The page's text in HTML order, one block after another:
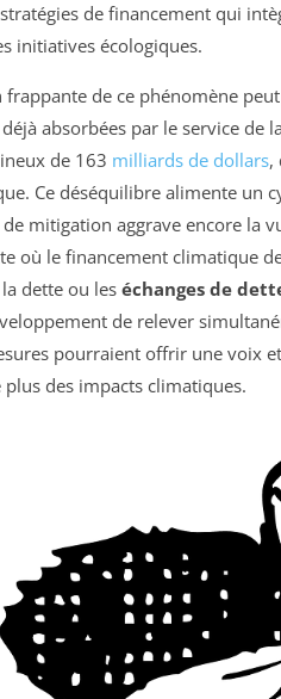
de financement qui
initiatives écologiques.
de ce phénomène
absorbées par le service de
de 163 milliards de dollars,
Ce déséquilibre alimente un
de mitigation aggrave encore la
où le financement climatique
dette ou les échanges de
de relever
pourraient offrir une voix
des impacts climatiques.